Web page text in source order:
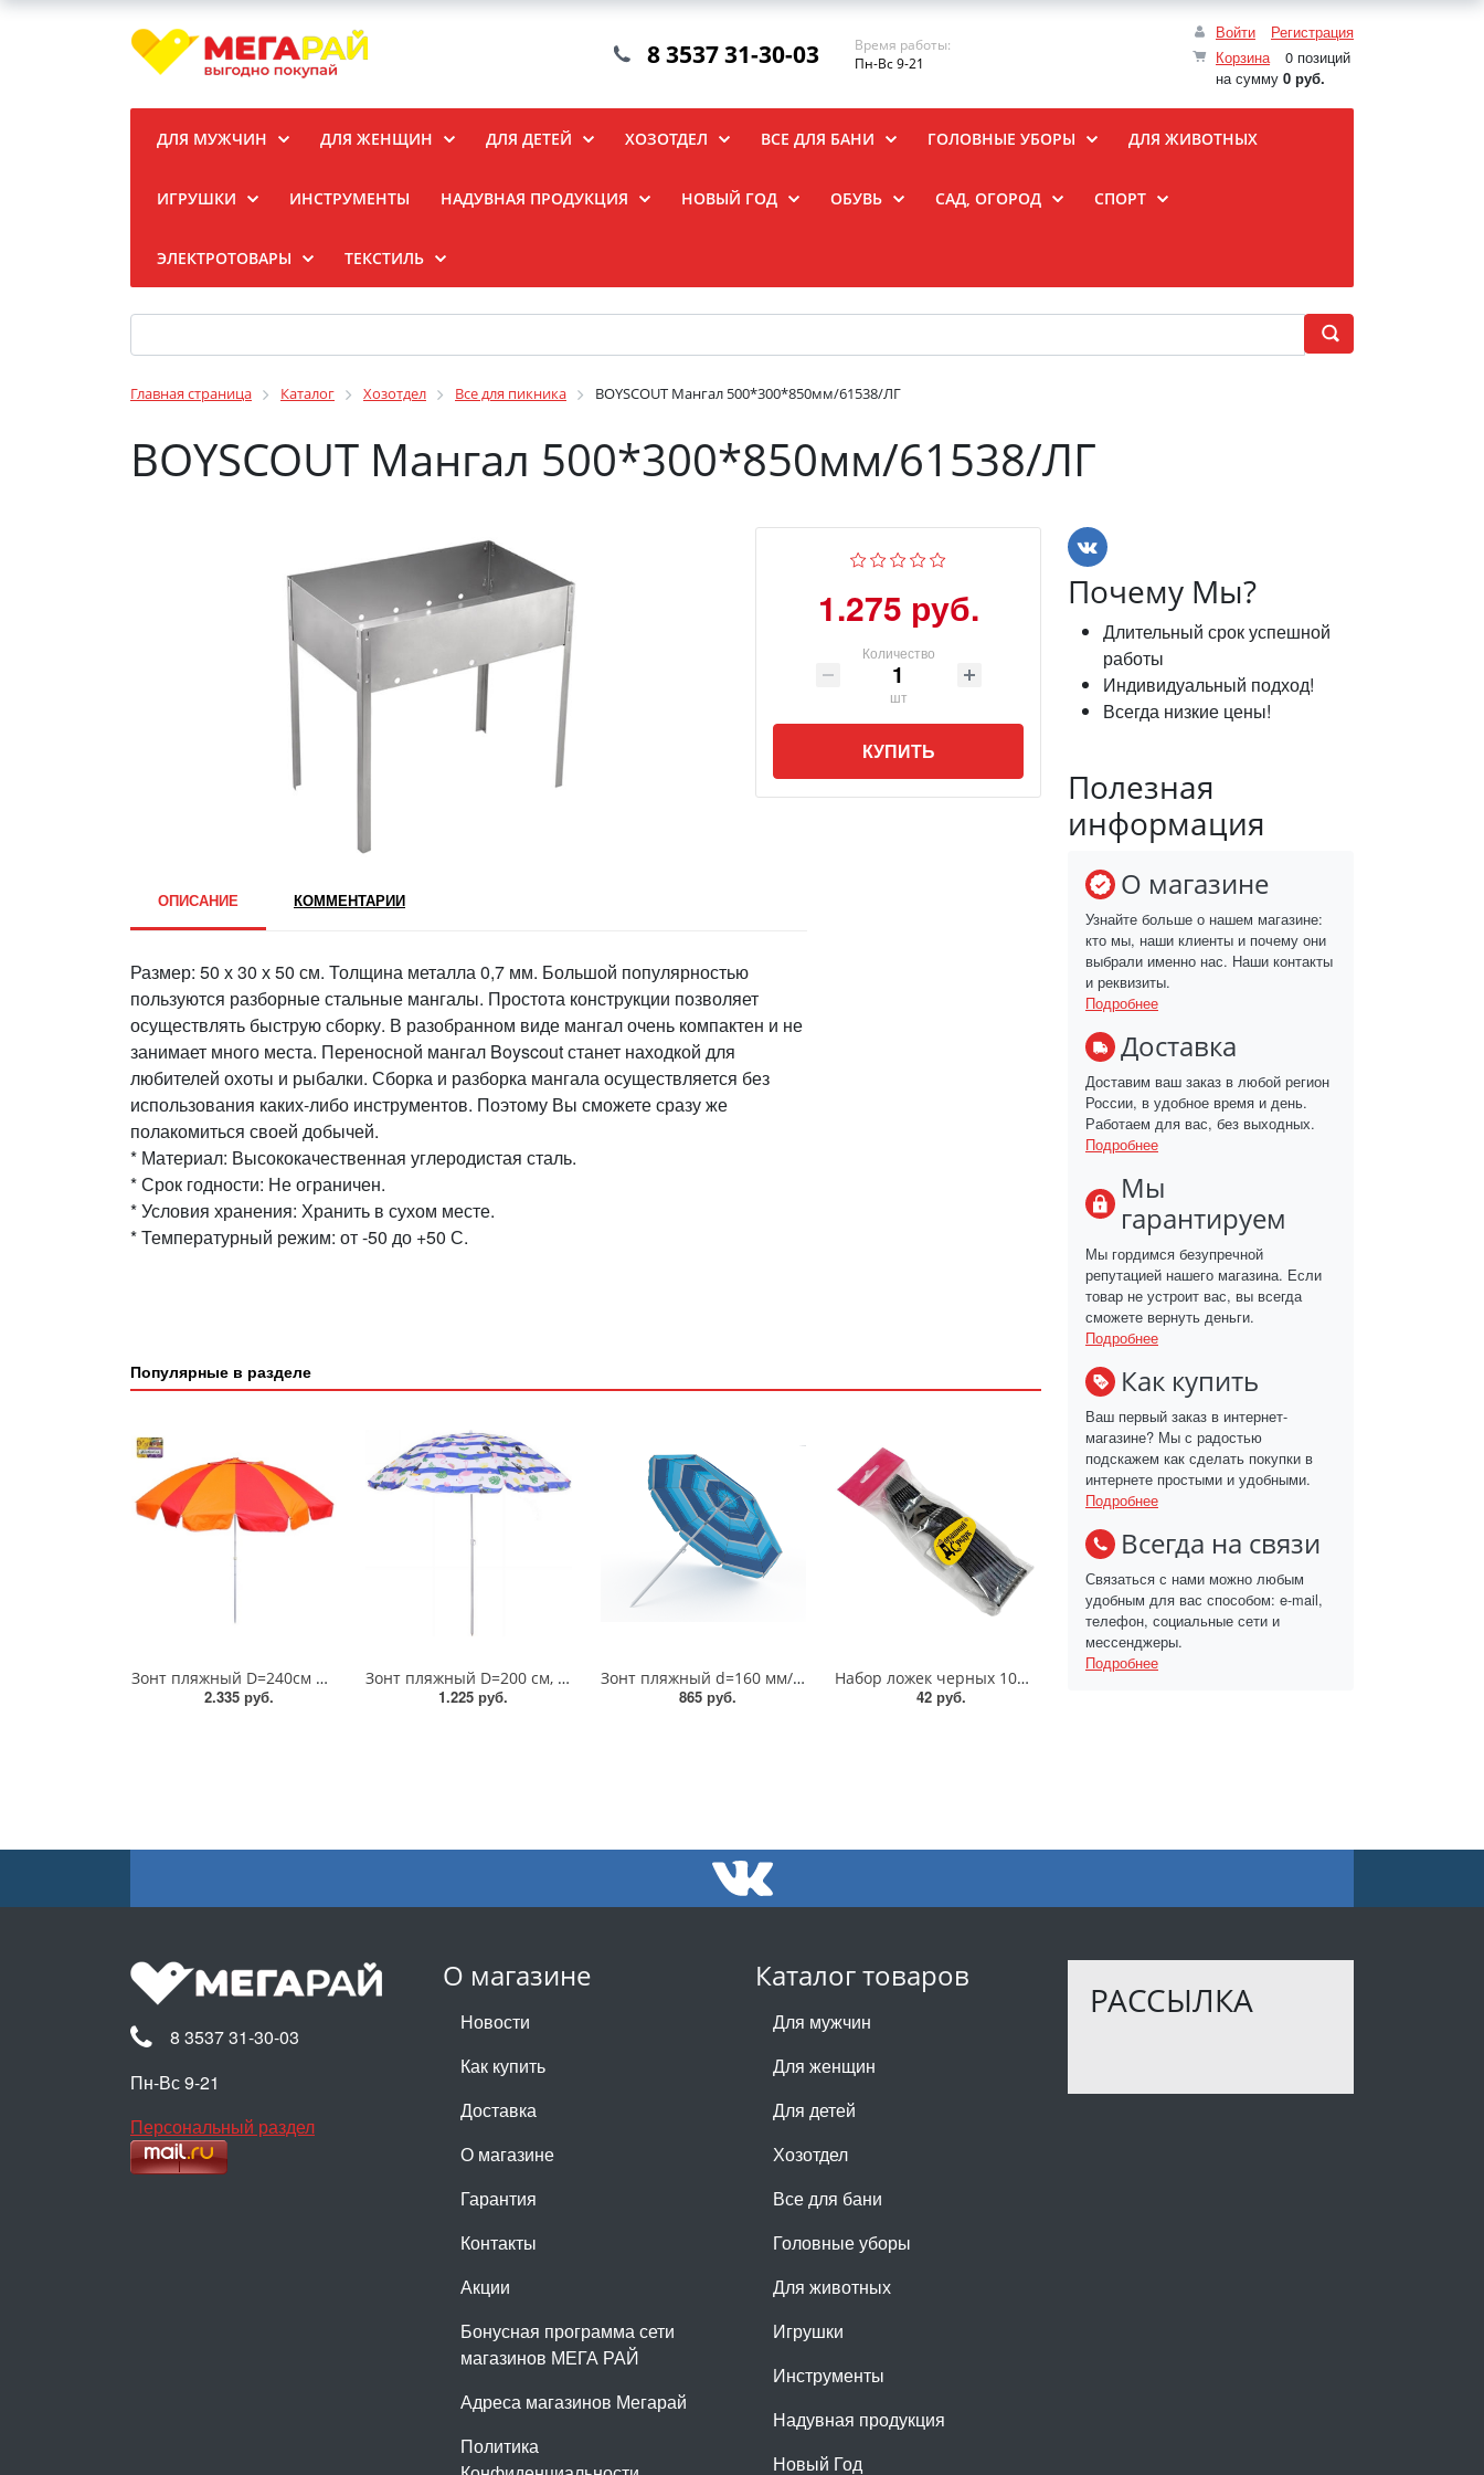
Войти
Регистрация
Корзина
0 позиций
на сумму 0 руб.
8 3537 31-30-03
Время работы:
Пн-Вс 9-21
ДЛЯ МУЖЧИН ДЛЯ ЖЕНЩИН ДЛЯ ДЕТЕЙ ХОЗОТДЕЛ ВСЕ ДЛЯ БАНИ ГОЛОВНЫЕ УБОРЫ ДЛЯ ЖИВОТНЫХ
ИГРУШКИ ИНСТРУМЕНТЫ НАДУВНАЯ ПРОДУКЦИЯ НОВЫЙ ГОД ОБУВЬ САД, ОГОРОД СПОРТ
ЭЛЕКТРОТОВАРЫ ТЕКСТИЛЬ
Главная страница Каталог Хозотдел Все для пикника BOYSCOUT Мангал 500*300*850мм/61538/ЛГ
BOYSCOUT Мангал 500*300*850мм/61538/ЛГ
1.275 руб.
Количество
шт
КУПИТЬ
ОПИСАНИЕ КОММЕНТАРИИ
Размер: 50 х 30 х 50 см. Толщина металла 0,7 мм. Большой популярностью
пользуются разборные стальные мангалы. Простота конструкции позволяет
осуществлять быструю сборку. В разобранном виде мангал очень компактен и не
занимает много места. Переносной мангал Boyscout станет находкой для
любителей охоты и рыбалки. Сборка и разборка мангала осуществляется без
использования каких-либо инструментов. Поэтому Вы сможете сразу же
полакомиться своей добычей.
* Материал: Высококачественная углеродистая сталь.
* Срок годности: Не ограничен.
* Условия хранения: Хранить в сухом месте.
* Температурный режим: от -50 до +50 С.
Популярные в разделе
Зонт пляжный D=240см h-220см/ДоброСад
2.335 руб.
Зонт пляжный D=200 см, h=210 см/ДоброСад/835-988
1.225 руб.
Зонт пляжный d=160 мм/z160Э
865 руб.
Набор ложек черных 10шт «Домашний Сундук»/ДС-518
42 руб.
Почему Мы?
Длительный срок успешной
работы
Индивидуальный подход!
Всегда низкие цены!
Полезная
информация
О магазине
Узнайте больше о нашем магазине:
кто мы, наши клиенты и почему они
выбрали именно нас. Наши контакты
и реквизиты.
Подробнее
Доставка
Доставим ваш заказ в любой регион
России, в удобное время и день.
Работаем для вас, без выходных.
Подробнее
Мы
гарантируем
Мы гордимся безупречной
репутацией нашего магазина. Если
товар не устроит вас, вы всегда
сможете вернуть деньги.
Подробнее
Как купить
Ваш первый заказ в интернет-
магазине? Мы с радостью
подскажем как сделать покупки в
интернете простыми и удобными.
Подробнее
Всегда на связи
Связаться с нами можно любым
удобным для вас способом: e-mail,
телефон, социальные сети и
мессенджеры.
Подробнее
О магазине
Новости
Как купить
Доставка
О магазине
Гарантия
Контакты
Акции
Бонусная программа сети
магазинов МЕГА РАЙ
Адреса магазинов Мегарай
Политика
Каталог товаров
Для мужчин
Для женщин
Для детей
Хозотдел
Все для бани
Головные уборы
Для животных
Игрушки
Инструменты
Надувная продукция
Новый Год
РАССЫЛКА
8 3537 31-30-03
Пн-Вс 9-21
Персональный раздел